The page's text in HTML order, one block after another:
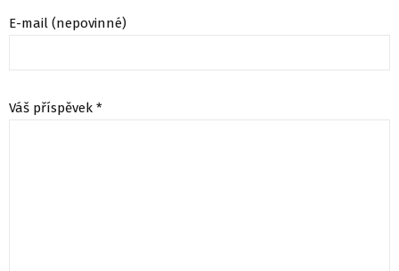
E-mail (nepovinné)
Váš příspěvek *